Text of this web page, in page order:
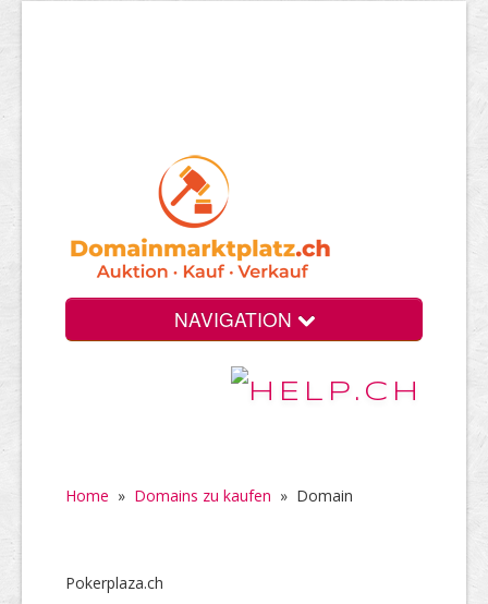
NAVIGATION
Home » Domains zu kaufen » Domain
Pokerplaza.ch